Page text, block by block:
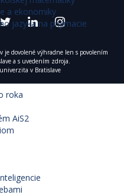
a ekonomiky
jazyka na prijímacie
roka
AiS2
je dovolené výhradne len s povolením
a s uvedením zdroja.
v Bratislave